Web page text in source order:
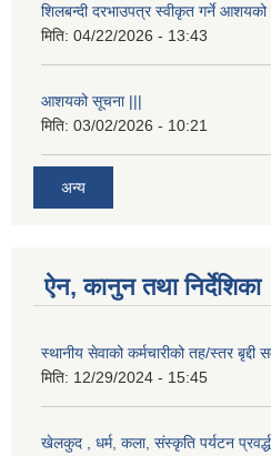
शिलबन्दी दरभाउपत्र स्वीकृत गर्ने
मिति: 04/22/2026 - 13:43
आशयको सूचना |||
मिति: 03/02/2026 - 10:21
अन्य
ऐन, कानुन तथा निर्देशिका
स्थानीय सेवाको कर्मचारीको तह/स्तर बृद्दी
मिति: 12/29/2024 - 15:45
खेलकुद , धर्म, कला, संस्कृति पर्यटन